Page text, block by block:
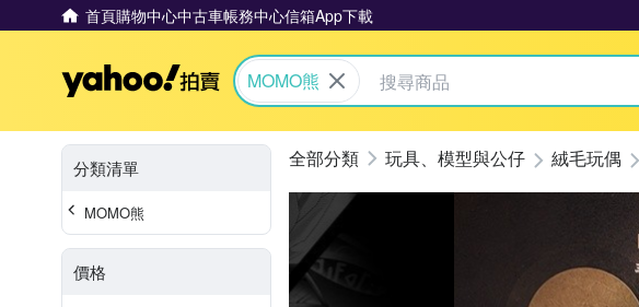
首頁購物中心中古車帳務中心信箱App下載
Yahoo拍賣
MOMO熊
分類清單
MOMO熊
價格
玩具、模型與公仔 絨毛玩偶